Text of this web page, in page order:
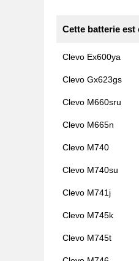
Cette batterie est
Clevo Ex600ya
Clevo Gx623gs
Clevo M660sru
Clevo M665n
Clevo M740
Clevo M740su
Clevo M741j
Clevo M745k
Clevo M745t